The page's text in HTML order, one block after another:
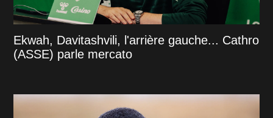
Ekwah, Davitashvili, l'arrière gauche... Cathro
(ASSE) parle mercato